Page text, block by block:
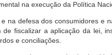
na execução da Política
na defesa dos consumidores e
fiscalizar a aplicação da lei,
e conciliações.